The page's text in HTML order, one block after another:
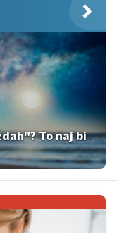
To naj bi